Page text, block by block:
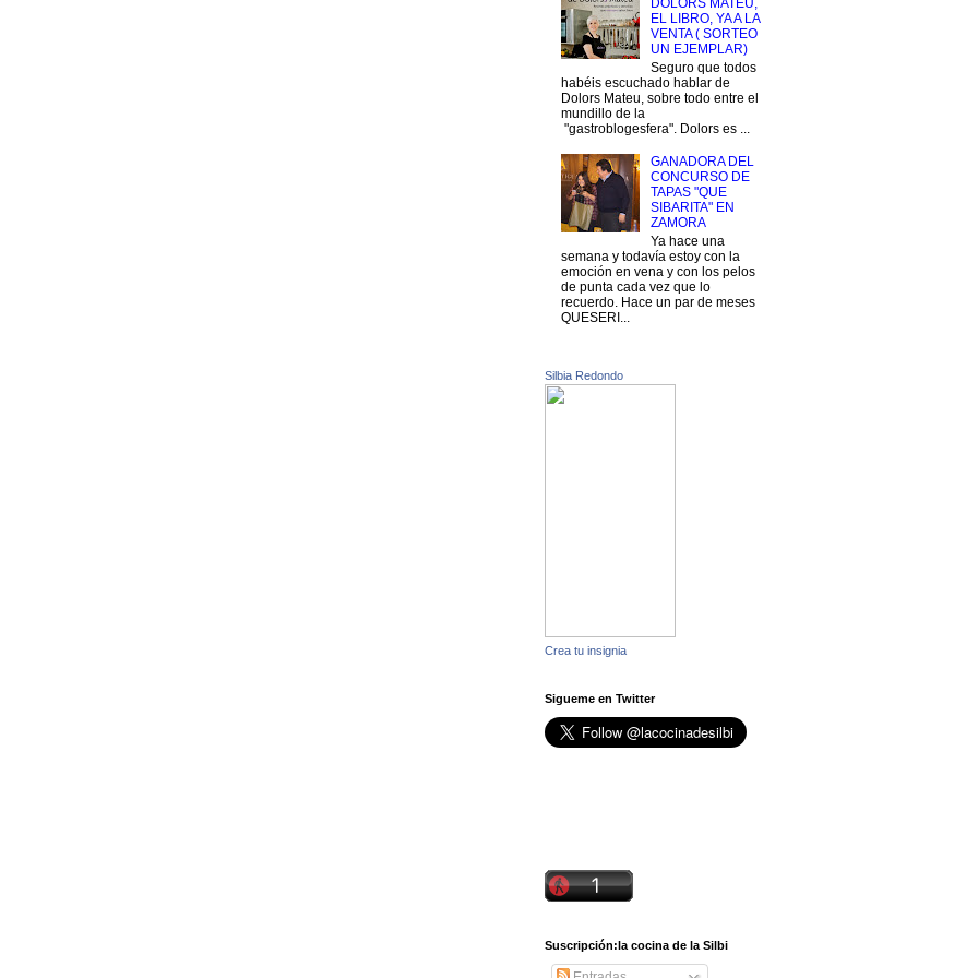
DOLORS MATEU,
EL LIBRO, YA A LA
VENTA ( SORTEO
UN EJEMPLAR)
Seguro que todos
habéis escuchado hablar de
Dolors Mateu, sobre todo entre el
mundillo de la
"gastroblogesfera". Dolors es ...
GANADORA DEL
CONCURSO DE
TAPAS "QUE
SIBARITA" EN
ZAMORA
Ya hace una
semana y todavía estoy con la
emoción en vena y con los pelos
de punta cada vez que lo
recuerdo. Hace un par de meses
QUESERI...
Silbia Redondo
Crea tu insignia
Sigueme en Twitter
Suscripción:la cocina de la Silbi